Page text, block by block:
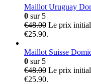
Maillot Uruguay
0 sur 5
€48.00 Le prix
€25.90.
Maillot Suisse
0 sur 5
€48.00 Le prix
€25.90.